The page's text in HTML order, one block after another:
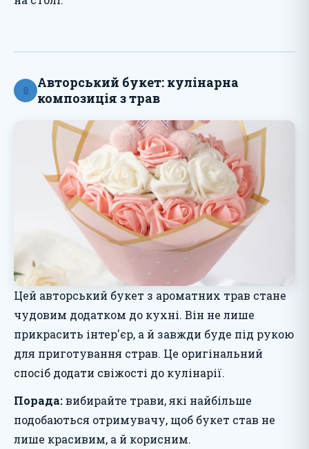
8
Авторський букет: кулінарна
композиція з трав
Цей авторський букет з ароматних трав стане
чудовим додатком до кухні. Він не лише
прикрасить інтер'єр, а й завжди буде під рукою
для приготування страв. Це оригінальний
спосіб додати свіжості до кулінарії.
Порада:вибирайте трави, які найбільше
подобаються отримувачу, щоб букет став не
лише красивим, а й корисним.